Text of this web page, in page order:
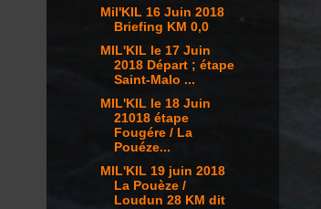
Mil'KIL 16 Juin 2018
Briefing KM 0,0
MIL'KIL le 17 Juin
2018 Départ ; étape
Saint-Malo ...
MIL'KIL le 18 Juin
21018 étape
Fougére / La
Pouéze...
MIL'KIL 19 juin 2018
La Pouèze /
Loudun 28 KM dit